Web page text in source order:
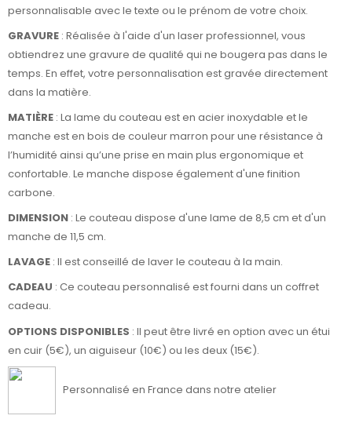
personnalisable avec le texte ou le prénom de votre choix.
GRAVURE : Réalisée à l'aide d'un laser professionnel, vous
obtiendrez une gravure de qualité qui ne bougera pas dans le
temps. En effet, votre personnalisation est gravée directement
dans la matière.
MATIÈRE : La lame du couteau est en acier inoxydable et le
manche est en bois de couleur marron pour une résistance à
l’humidité ainsi qu’une prise en main plus ergonomique et
confortable. Le manche dispose également d'une finition
carbone.
DIMENSION : Le couteau dispose d'une lame de 8,5 cm et d'un
manche de 11,5 cm.
LAVAGE : Il est conseillé de laver le couteau à la main.
CADEAU : Ce couteau personnalisé est fourni dans un coffret
cadeau.
OPTIONS DISPONIBLES : Il peut être livré en option avec un étui
en cuir (5€), un aiguiseur (10€) ou les deux (15€).
Personnalisé en France dans notre atelier